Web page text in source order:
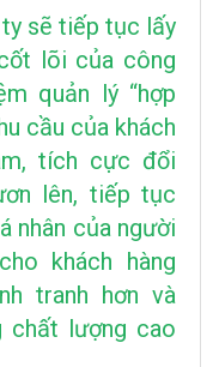
sẽ tiếp tục lấy
lõi của công
quản lý “hợp
cầu của khách
tích cực đổi
lên, tiếp tục
nhân của người
khách hàng
tranh hơn và
chất lượng cao